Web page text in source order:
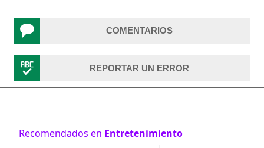
COMENTARIOS
REPORTAR UN ERROR
Recomendados en Entretenimiento